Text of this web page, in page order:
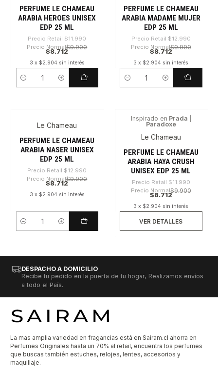
PERFUME LE CHAMEAU
ARABIA HEROES UNISEX
EDP 25 ML
Precio Retail $11.990
Precio Normal$9.900
$8.712
3 x $2.904 sin interés
Cantidad
PERFUME LE CHAMEAU
ARABIA MADAME MUJER
EDP 25 ML
Precio Retail $12.990
Precio Normal$9.900
$8.712
3 x $2.904 sin interés
Cantidad
-32%Le Chameau
PERFUME LE CHAMEAU
ARABIA NASER UNISEX
EDP 25 ML
Precio Retail $12.990
Precio Normal$9.900
$8.712
3 x $2.904 sin interés
Cantidad
Agotado
Inspirado en Prada |
Paradoxe
Le Chameau
PERFUME LE CHAMEAU
ARABIA HAYA CRUSH
UNISEX EDP 25 ML
Precio Retail $11.990
Precio Normal$9.900
$8.712
3 x $2.904 sin interés
VER DETALLES
DESPACHO A DOMICILIO
Recibe tu pedido en la puerta de tu hogar, Realizamos envíos
a todo el País.
La mas amplia variedad en fragancias está en Sairam.cl ahorra en
Perfumes Originales hasta un 70% al retail, encuentra los perfumes
que buscas también estuches, relojes, lentes, accesorios y
maquillaje.